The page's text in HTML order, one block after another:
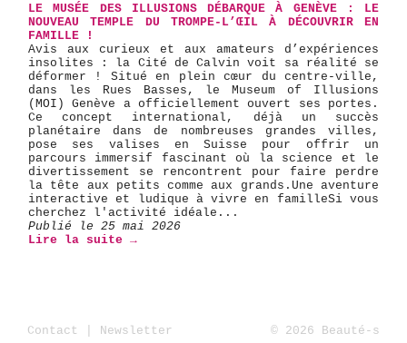
LE MUSÉE DES ILLUSIONS DÉBARQUE À GENÈVE : LE
NOUVEAU TEMPLE DU TROMPE-L’ŒIL À DÉCOUVRIR EN
FAMILLE !
Avis aux curieux et aux amateurs d’expériences
insolites : la Cité de Calvin voit sa réalité se
déformer ! Situé en plein cœur du centre-ville,
dans les Rues Basses, le Museum of Illusions
(MOI) Genève a officiellement ouvert ses portes.
Ce concept international, déjà un succès
planétaire dans de nombreuses grandes villes,
pose ses valises en Suisse pour offrir un
parcours immersif fascinant où la science et le
divertissement se rencontrent pour faire perdre
la tête aux petits comme aux grands. ​Une aventure
interactive et ludique à vivre en famille ​Si vous
cherchez l'activité idéale...
Publié le 25 mai 2026
Lire la suite →
Contact Newsletter © 2026 Beauté-s